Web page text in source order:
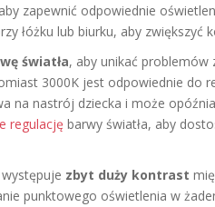
zapewnić odpowiednie
łóżku lub biurku, aby zwiększyć
światła, aby unikać problemów
3000K jest odpowiednie do
na nastrój dziecka i może
regulację barwy światła, aby
zbyt duży kontrast
punktowego oświetlenia w